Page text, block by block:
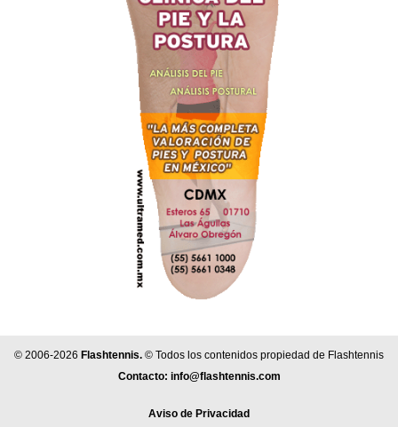
© 2006-2026 Flashtennis. © Todos los contenidos propiedad de Flashtennis
Contacto: info@flashtennis.com
Aviso de Privacidad